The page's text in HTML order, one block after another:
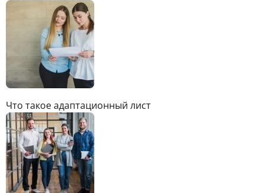
Что такое адаптационный лист